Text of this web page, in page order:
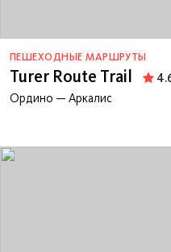
ПЕШЕХОДНЫЕ МАРШРУТЫ
Turer Route Trail
Ордино — Аркалис